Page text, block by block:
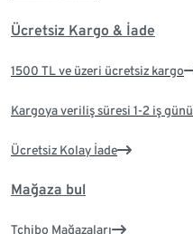
Ücretsiz Kargo & İade
1500 TL ve üzeri ücretsiz kargo
Kargoya veriliş süresi 1-2 iş günü
Ücretsiz Kolay İade
Mağaza bul
Tchibo Mağazaları